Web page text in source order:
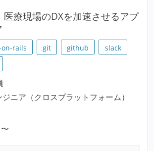
医療現場のDXを加速させるアプ
rails git github
slack
ニア（クロスプラットフォーム）
〜